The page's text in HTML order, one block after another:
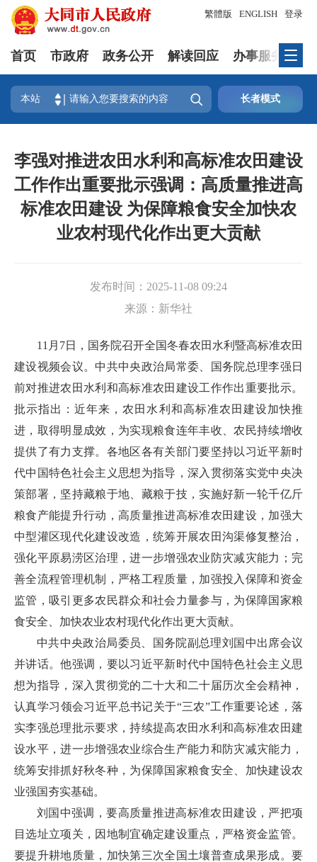
登录
繁體版 ENGLISH
首页 市政府 政务公开 解读回应 办事服务
本站  长者模式
李强对推进农田水利和高标准农田建设
工作作出重要批示强调：高质量推进高
标准农田建设 为保障粮食安全加快农
业农村现代化作出更大贡献
发布时间： 2025-11-08 09:24
来源： 新华社
11月7日，国务院召开全国冬春农田水利暨高标准农田
建设视频会议。中共中央政治局常委、国务院总理李强日
前对推进农田水利和高标准农田建设工作作出重要批示。
批示指出：近年来，农田水利和高标准农田建设加快推
进，取得明显成效，为实现粮食连年丰收、农民持续增收
提供了有力支撑。各地区各有关部门要坚持以习近平新时
代中国特色社会主义思想为指导，深入贯彻落实党中央决
策部署，坚持藏粮于地、藏粮于技，实施好新一轮千亿斤
粮食产能提升行动，高质量推进高标准农田建设，加强大
中型灌区现代化建设改造，统筹开展农田沟渠修复整治，
强化平原易涝区治理，进一步增强农业防灾减灾能力；完
善全流程管理机制，严格工程质量，加强投入保障和资金
监管，吸引更多农民群众和社会力量参与，为保障国家粮
食安全、加快农业农村现代化作出更大贡献。
中共中央政治局委员、国务院副总理刘国中出席会议
并讲话。他强调，要以习近平新时代中国特色社会主义思
想为指导，深入贯彻党的二十大和二十届历次全会精神，
认真学习领会习近平总书记关于“三农”工作重要论述，落
实李强总理批示要求，持续提高农田水利和高标准农田建
设水平，进一步增强农业综合生产能力和防灾减灾能力，
统筹安排抓好秋冬种，为保障国家粮食安全、加快建设农
业强国夯实基础。
刘国中强调，要高质量推进高标准农田建设，严把项
目选址立项关，因地制宜确定建设重点，严格资金监管。
要提升耕地质量，加快第三次全国土壤普查成果形成。要